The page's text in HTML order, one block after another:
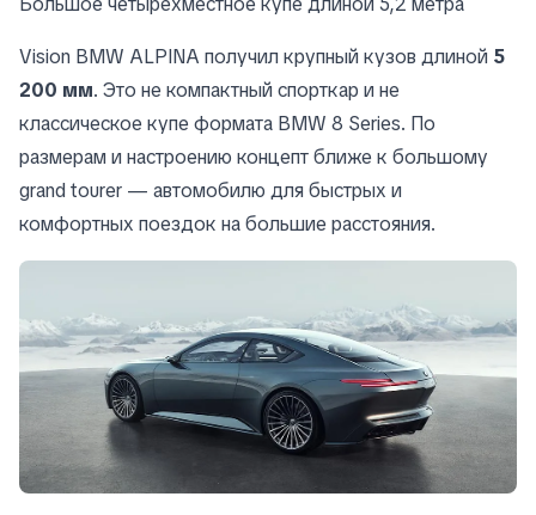
Vision BMW ALPINA получил крупный кузов длиной 5
200 мм. Это не компактный спорткар и не
классическое купе формата BMW 8 Series. По
размерам и настроению концепт ближе к большому
grand tourer — автомобилю для быстрых и
комфортных поездок на большие расстояния.